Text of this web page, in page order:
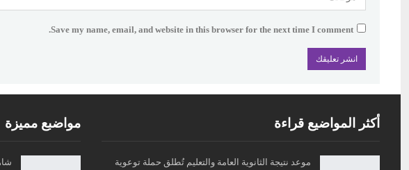
Save my name, email, and website in this browser for the next time I comment.
أكثر المواضيع قراءة
موعد نتيجة الثانوية العامة والتعليم تُطلق حملة توعوية
مواضبع مميزة